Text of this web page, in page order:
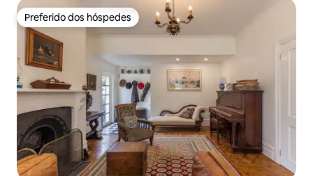
Preferido dos hóspedes
Preferido dos hóspedes